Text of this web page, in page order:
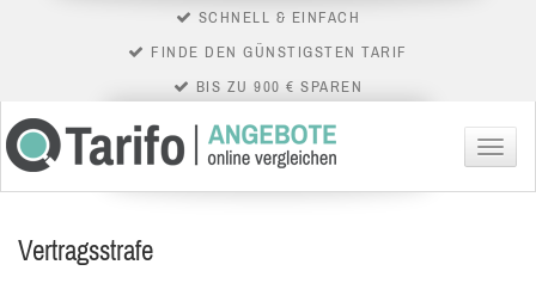
SCHNELL & EINFACH
FINDE DEN GÜNSTIGSTEN TARIF
BIS ZU 900 € SPAREN
Menü
Vertragsstrafe